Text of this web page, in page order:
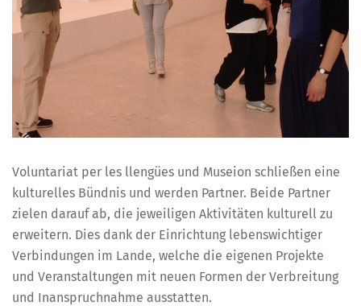
Voluntariat per les llengües und Museion schließen eine
kulturelles Bündnis und werden Partner. Beide Partner
zielen darauf ab, die jeweiligen Aktivitäten kulturell zu
erweitern. Dies dank der Einrichtung lebenswichtiger
Verbindungen im Lande, welche die eigenen Projekte
und Veranstaltungen mit neuen Formen der Verbreitung
und Inanspruchnahme ausstatten.